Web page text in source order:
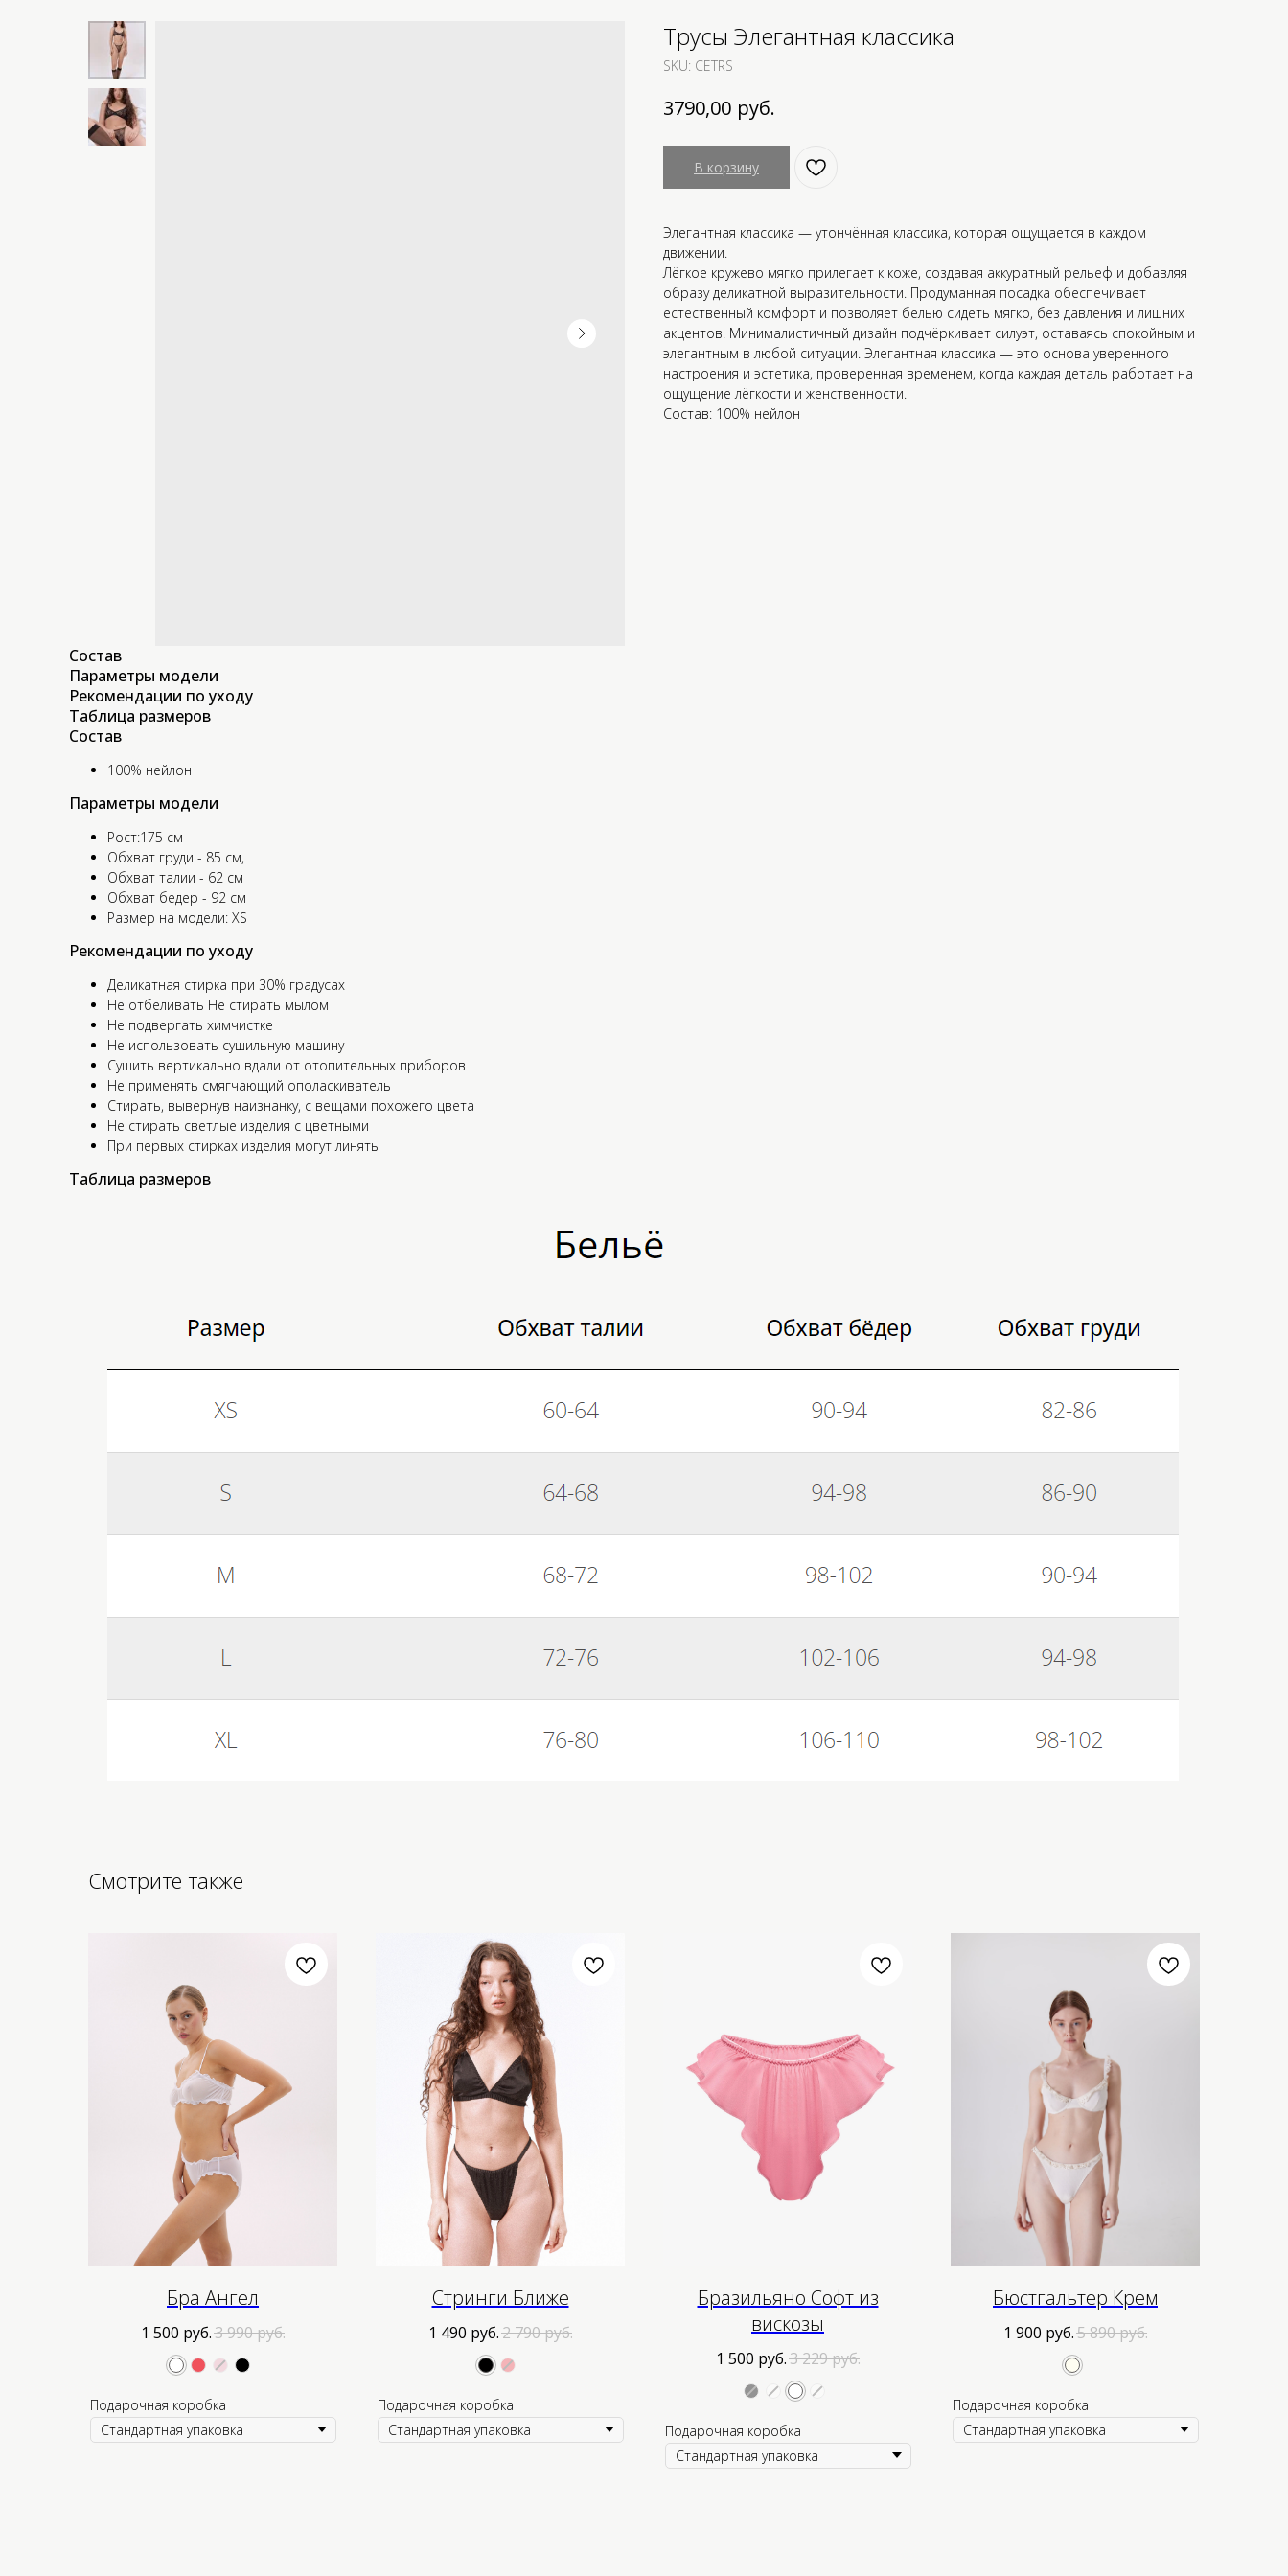
Трусы Элегантная классика
SKU: CETRS
3790,00 руб.
В корзину
Элегантная классика — утончённая классика, которая ощущается в каждом
движении.
Лёгкое кружево мягко прилегает к коже, создавая аккуратный рельеф и добавляя
образу деликатной выразительности. Продуманная посадка обеспечивает
естественный комфорт и позволяет белью сидеть мягко, без давления и лишних
акцентов. Минималистичный дизайн подчёркивает силуэт, оставаясь спокойным и
элегантным в любой ситуации. Элегантная классика — это основа уверенного
настроения и эстетика, проверенная временем, когда каждая деталь работает на
ощущение лёгкости и женственности.
Состав: 100% нейлон
Состав
Параметры модели
Рекомендации по уходу
Таблица размеров
Состав
100% нейлон
Параметры модели
Рост:175 см
Обхват груди - 85 см,
Обхват талии - 62 см
Обхват бедер - 92 см
Размер на модели: XS
Рекомендации по уходу
Деликатная стирка при 30% градусах
Не отбеливать Не стирать мылом
Не подвергать химчистке
Не использовать сушильную машину
Сушить вертикально вдали от отопительных приборов
Не применять смягчающий ополаскиватель
Стирать, вывернув наизнанку, с вещами похожего цвета
Не стирать светлые изделия с цветными
При первых стирках изделия могут линять
Таблица размеров
Смотрите также
Бра Ангел
1 500 руб.3 990руб.
Подарочная коробка
Стринги Ближе
1 490 руб.2 790руб.
Подарочная коробка
Бразильяно Софт из
вискозы
1 500 руб.3 229руб.
Подарочная коробка
Бюстгальтер Крем
1 900 руб.5 890руб.
Подарочная коробка